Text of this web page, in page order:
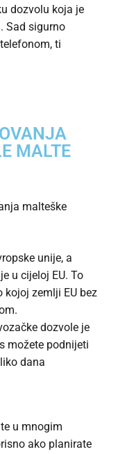
dozvolu koja je
Sad sigurno
ti
MALTE
malteške
unije, a
u cijeloj EU. To
zemlji EU bez
dozvole je
možete podnijeti
dana
u mnogim
ako planirate